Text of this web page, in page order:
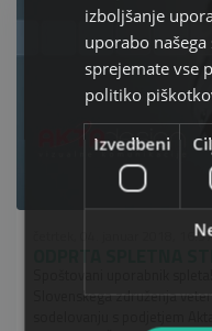
četrtek, 04. januar 2018, 16:37
ODPRTA SPLETNA
Spoštovani uporabnik
Slovenskega združenja
izboljšanje
uporabo
sprejemate vse
politiko
Izvedbeni